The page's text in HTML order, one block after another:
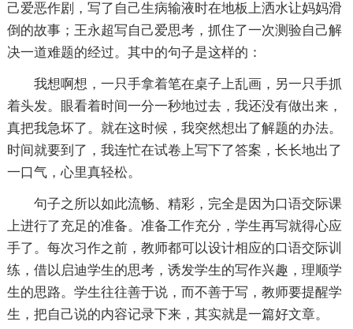
己爱恶作剧，写了自己生病输液时在地板上洒水让妈妈滑
倒的故事；王永超写自己爱思考，抓住了一次测验自己解
决一道难题的经过。其中的句子是这样的：
我想啊想，一只手拿着笔在桌子上乱画，另一只手抓
着头发。眼看着时间一分一秒地过去，我还没有做出来，
真把我急坏了。就在这时候，我突然想出了解题的办法。
时间就要到了，我连忙在试卷上写下了答案，长长地出了
一口气，心里真轻松。
句子之所以如此流畅、精彩，完全是因为口语交际课
上进行了充足的准备。准备工作充分，学生再写就得心应
手了。每次习作之前，教师都可以设计相应的口语交际训
练，借以启迪学生的思考，诱发学生的写作兴趣，理顺学
生的思路。学生往往善于说，而不善于写，教师要提醒学
生，把自己说的内容记录下来，其实就是一篇好文章。